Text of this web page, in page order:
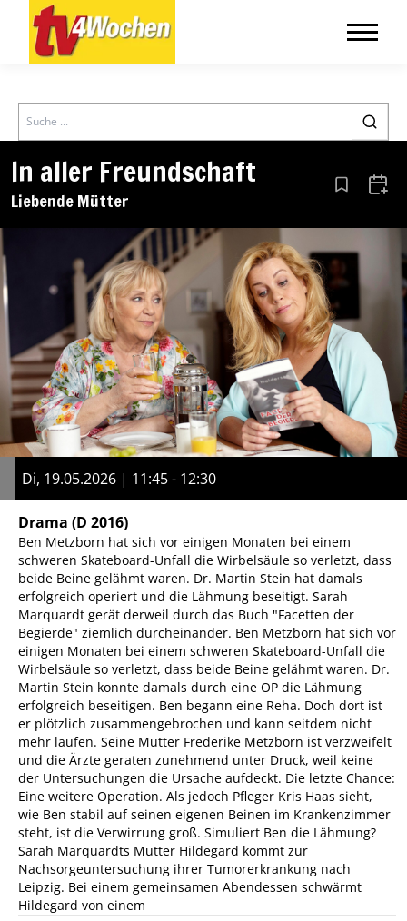
Search
In aller Freundschaft
Liebende Mütter Aus den
Di, 19.05.2026 | 11:45 - 12:30
Drama (D 2016)
Ben Metzborn hat sich vor einigen Monaten bei einem
schweren Skateboard-Unfall die Wirbelsäule so verletzt, dass
beide Beine gelähmt waren. Dr. Martin Stein hat damals
erfolgreich operiert und die Lähmung beseitigt. Sarah
Marquardt gerät derweil durch das Buch "Facetten der
Begierde" ziemlich durcheinander. Ben Metzborn hat sich vor
einigen Monaten bei einem schweren Skateboard-Unfall die
Wirbelsäule so verletzt, dass beide Beine gelähmt waren. Dr.
Martin Stein konnte damals durch eine OP die Lähmung
erfolgreich beseitigen. Ben begann eine Reha. Doch dort ist
er plötzlich zusammengebrochen und kann seitdem nicht
mehr laufen. Seine Mutter Frederike Metzborn ist verzweifelt
und die Ärzte geraten zunehmend unter Druck, weil keine
der Untersuchungen die Ursache aufdeckt. Die letzte Chance:
Eine weitere Operation. Als jedoch Pfleger Kris Haas sieht,
wie Ben stabil auf seinen eigenen Beinen im Krankenzimmer
steht, ist die Verwirrung groß. Simuliert Ben die Lähmung?
Sarah Marquardts Mutter Hildegard kommt zur
Nachsorgeuntersuchung ihrer Tumorerkrankung nach
Leipzig. Bei einem gemeinsamen Abendessen schwärmt
Hildegard von einem